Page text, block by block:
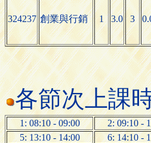
324237 創業與行銷 1 3.0 3
各節次上課
1: 08:10 - 09:00 2: 09:10 -
5: 13:10 - 14:00
6: 14:10 -